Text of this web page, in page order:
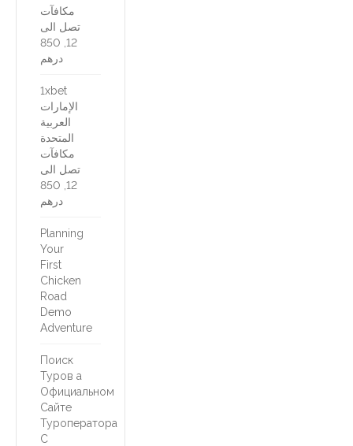
مكافآت
تصل الى
12, 850
درهم
1xbet
الإمارات
العربية
المتحدة
مكافآت
تصل الى
12, 850
درهم
Planning
Your
First
Chicken
Road
Demo
Adventure
Поиск
Туров а
Официальном
Сайте
Туроператора
С